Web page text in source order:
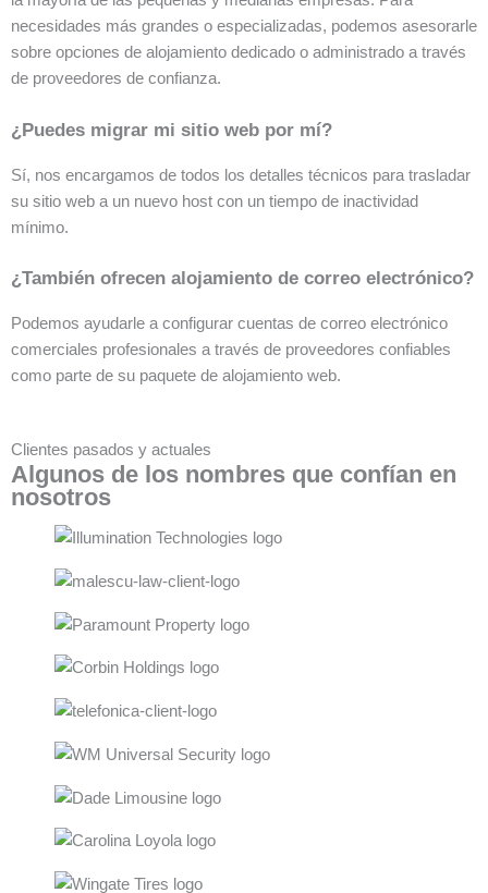
necesidades más grandes o especializadas, podemos asesorarle
sobre opciones de alojamiento dedicado o administrado a través
de proveedores de confianza.
¿Puedes migrar mi sitio web por mí?
Sí, nos encargamos de todos los detalles técnicos para trasladar
su sitio web a un nuevo host con un tiempo de inactividad
mínimo.
¿También ofrecen alojamiento de correo electrónico?
Podemos ayudarle a configurar cuentas de correo electrónico
comerciales profesionales a través de proveedores confiables
como parte de su paquete de alojamiento web.
Clientes pasados y actuales
Algunos de los nombres que confían en
nosotros